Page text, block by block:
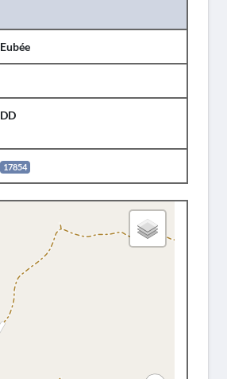
Eubée
DD
17854